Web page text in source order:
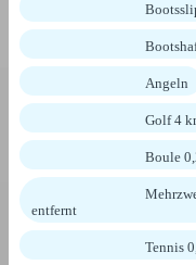
Angeln
Golf 4
Boule
entfernt
Tennis